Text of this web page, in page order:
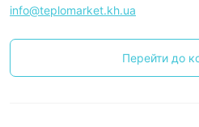
info@teplomarket.kh.ua
Перейти до